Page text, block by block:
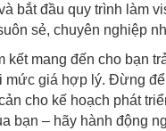
bắt đầu quy trình làm
sẻ, chuyên nghiệp
kết mang đến cho bạn
mức giá hợp lý. Đừng
cho kế hoạch phát
bạn – hãy hành động